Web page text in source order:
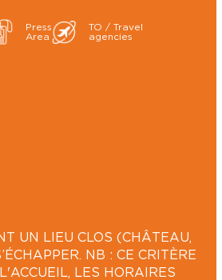
Press
Area
TO / Travel
agencies
UN LIEU CLOS (CHÂTEAU,
NB : CE CRITÈRE
LES HORAIRES